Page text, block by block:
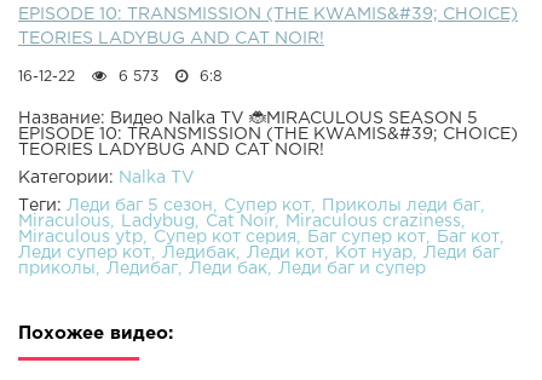
EPISODE 10: TRANSMISSION (THE KWAMIS&#39; CHOICE)
TEORIES LADYBUG AND CAT NOIR!
16-12-22 6 573 6:8
Название: Видео Nalka TV 🐞MIRACULOUS SEASON 5
EPISODE 10: TRANSMISSION (THE KWAMIS&#39; CHOICE)
TEORIES LADYBUG AND CAT NOIR!
Категории:
Nalka TV
Теги: Леди баг 5 сезон Супер кот
Приколы леди баг
Miraculous
Ladybug Cat Noir
Miraculous craziness
Miraculous ytp
Супер кот серия Баг супер кот
Баг кот
Леди супер кот
Ледибак Леди кот Кот нуар
Леди баг
приколы
Ледибаг Леди бак Леди баг и супер
Похожее видео: